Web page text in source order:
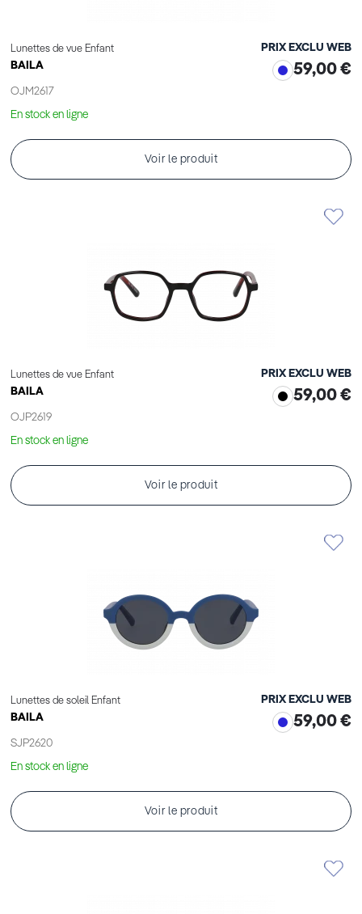
Lunettes de vue Enfant
BAILA
OJM2617
PRIX EXCLU WEB
59,00 €
En stock en ligne
Voir le produit
Lunettes de vue Enfant
BAILA
OJP2619
PRIX EXCLU WEB
59,00 €
En stock en ligne
Voir le produit
Lunettes de soleil Enfant
BAILA
SJP2620
PRIX EXCLU WEB
59,00 €
En stock en ligne
Voir le produit